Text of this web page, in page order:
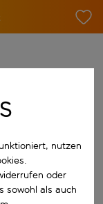
nutzen
oder
sowohl als auch